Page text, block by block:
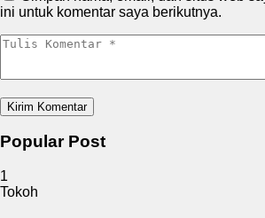
ini untuk komentar saya berikutnya.
Popular Post
1
Tokoh